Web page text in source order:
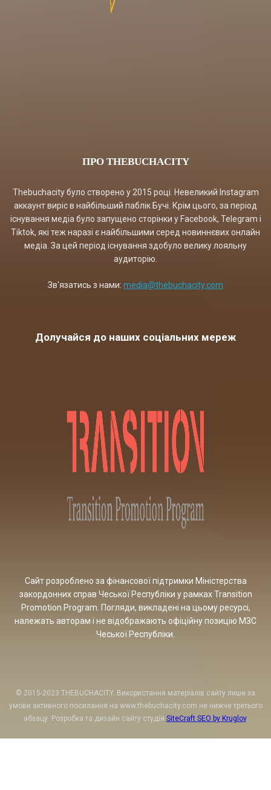
ПРО THEBUCHACITY
Thebuchacity було створено у 2015 році. Невеликий Instagram
аккаунт виріс в найбільший паблік Бучі. Крім цього, за період
існування медіа було запущено сторінки у Facebook, Telegram і
Tiktok, які теж наразі є найбільшими серед новиннєвих онлайн
медіа. За цей період існування здобуло велику лояльну
аудиторію.
Зв'язатись з нами: media@thebuchacity.com
Долучайся до наших соціальних мереж
Сайт розроблено за фінансової підтримки Міністерства
закордонних справ Чеської Республіки у рамках Transition
Promotion Program. Погляди, викладені на цьому ресурсі,
належать авторам і не відображають офіційну позицію МЗС
Чеської Республіки.
© 2015-2023 THEBUCHACITY. Використання матеріалів сайту лише за
умови активного посилання на www.thebuchacity.com не нижче третього
абзацу. Розробка та дизайн сайту студія SiteCraft SEO by Kruglov.